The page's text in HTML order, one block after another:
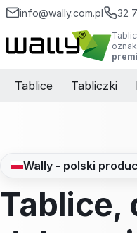
info@wally.com.pl 32
Tablice Tabliczki
Wally - polski
Tablice,